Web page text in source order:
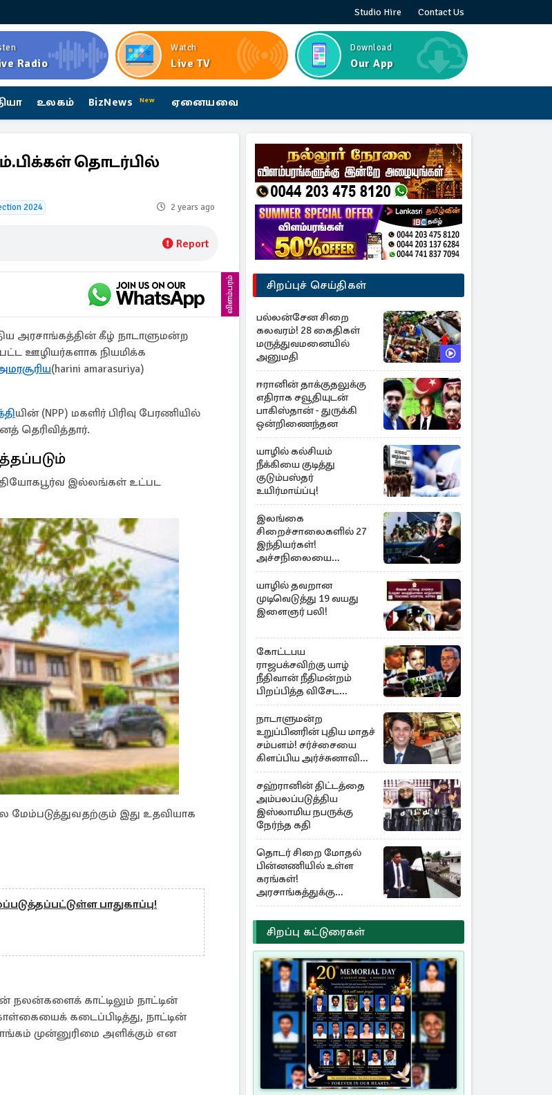
Studio Hire Contact Us
Radio
Watch
Live TV
Download
Our App
உலகம் BizNews New ஏனையவை
எம்.பிக்கள் தொடர்பில்
2024 2 years ago
Report
விளம்பரம்
அரசாங்கத்தின் கீழ் நாடாளுமன்ற
ஊழியர்களாக நியமிக்க
(harini amarasuriya)
யின் (NPP) மகளிர் பிரிவு பேரணியில்
தெரிவித்தார்.
இல்லங்கள் உட்பட
இது உதவியாக
பாதுகாப்பு!
நலன்களைக் காட்டிலும் நாட்டின்
கடைப்பிடித்து, நாட்டின்
முன்னுரிமை அளிக்கும் என
சிறப்புச் செய்திகள்
பல்லன்சேன சிறை
கலவரம்! 28 கைதிகள்
மருத்துவமனையில்
அனுமதி
ஈரானின் தாக்குதலுக்கு
எதிராக சவூதியுடன்
பாகிஸ்தான் - துருக்கி
ஒன்றிணைந்தன
யாழில் கல்சியம்
நீக்கியை குடித்து
குடும்பஸ்தர்
உயிர்மாய்ப்பு!
இலங்கை
சிறைச்சாலைகளில் 27
இந்தியர்கள்!
அச்சநிலையை
மையப்படுத்தி
ஜெயசங்கர் அறிக்கை
யாழில் தவறான
முடிவெடுத்து 19 வயது
இளைஞர் பலி!
கோட்டபய
ராஜபக்சவிற்கு யாழ்
நீதிவான் நீதிமன்றம்
பிறப்பித்த விசேட
உத்தரவு!
நாடாளுமன்ற
உறுப்பினரின் புதிய மாதச்
சம்பளம்! சர்ச்சையை
கிளப்பிய அர்ச்சுனாவின்
அறிக்கை
சஹ்ரானின் திட்டத்தை
அம்பலப்படுத்திய
இஸ்லாமிய நபருக்கு
நேர்ந்த கதி
தொடர் சிறை மோதல்
பின்னணியில் உள்ள
கரங்கள்!
அரசாங்கத்துக்கு
கிடைத்த புலனாய்வு
தகவல்
சிறப்பு கட்டுரைகள்